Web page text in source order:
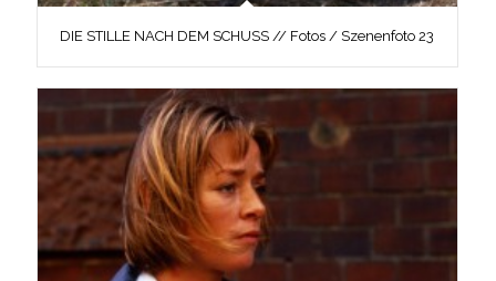
DIE STILLE NACH DEM SCHUSS // Fotos / Szenenfoto 23